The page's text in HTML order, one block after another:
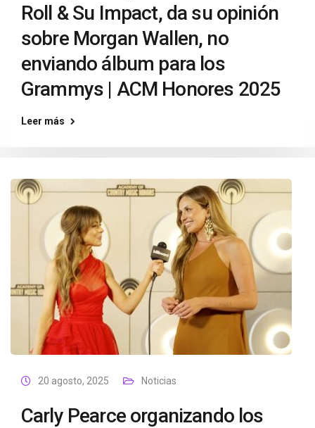
Roll & Su Impact, da su opinión
sobre Morgan Wallen, no
enviando álbum para los
Grammys | ACM Honores 2025
Leer más
20 agosto, 2025 Noticias
Carly Pearce organizando los